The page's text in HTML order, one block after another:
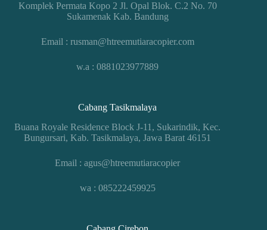
Komplek Permata Kopo 2 Jl. Opal Blok. C.2 No. 70
Sukamenak Kab. Bandung
Email : rusman@htreemutiaracopier.com
w.a : 0881023977889
Cabang Tasikmalaya
Buana Royale Residence Block J-11, Sukarindik, Kec.
Bungursari, Kab. Tasikmalaya, Jawa Barat 46151
Email : agus@htreemutiaracopier
wa : 085222459925